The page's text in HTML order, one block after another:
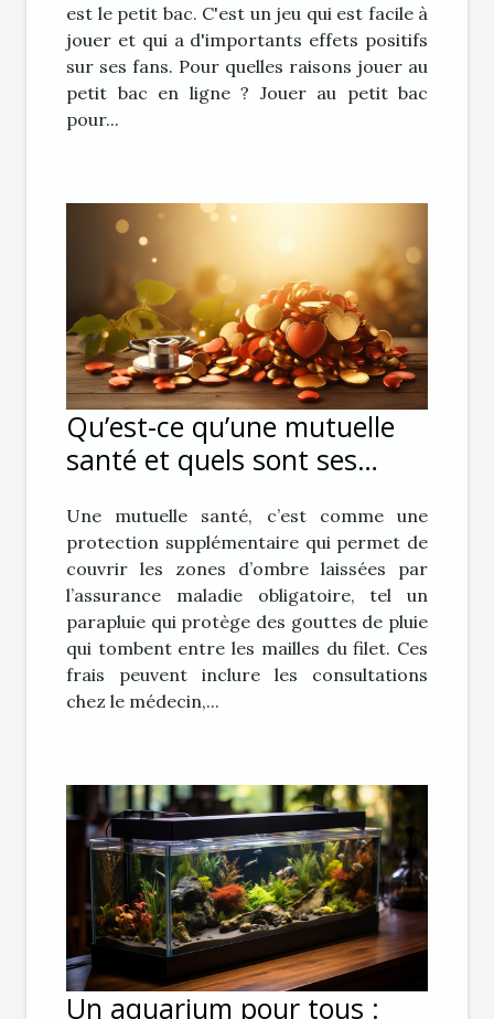
est le petit bac. C'est un jeu qui est facile à
jouer et qui a d'importants effets positifs
sur ses fans. Pour quelles raisons jouer au
petit bac en ligne ? Jouer au petit bac
pour...
Qu’est-ce qu’une mutuelle
santé et quels sont ses
Une mutuelle santé, c’est comme une
protection supplémentaire qui permet de
couvrir les zones d’ombre laissées par
l’assurance maladie obligatoire, tel un
parapluie qui protège des gouttes de pluie
qui tombent entre les mailles du filet. Ces
frais peuvent inclure les consultations
chez le médecin,...
Un aquarium pour tous :